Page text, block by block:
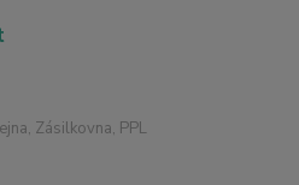
Zásilkovna, PPL